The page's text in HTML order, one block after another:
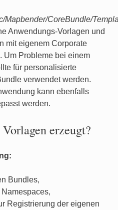
Mapbender/CoreBundle/
Anwendungs-Vorlagen und
mit eigenem Corporate
Um Probleme bei einem
für personalisierte
verwendet werden.
kann ebenfalls
werden.
erzeugt?
Bundles,
Registrierung der eigenen